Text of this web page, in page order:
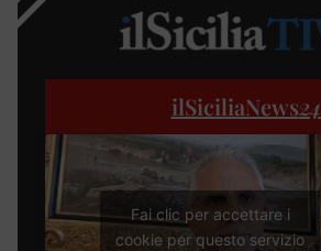
ilSiciliaNews24
Fai clic per accettare i
cookie per questo servizio